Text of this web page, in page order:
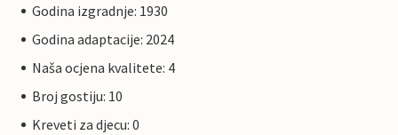
Godina izgradnje: 1930
Godina adaptacije: 2024
Naša ocjena kvalitete: 4
Broj gostiju: 10
Kreveti za djecu: 0